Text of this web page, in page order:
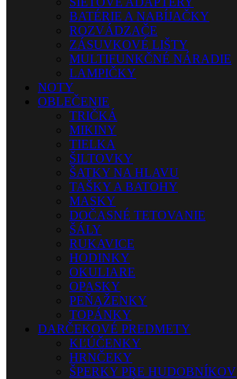
BATÉRIE A NABÍJAČKY
ROZVÁDZAČE
ZÁSUVKOVÉ LIŠTY
MULTIFUNKČNÉ NÁRADIE
LAMPIČKY
NOTY
OBLEČENIE
TRIČKÁ
MIKINY
TIELKA
ŠILTOVKY
ŠATKY NA HLAVU
TAŠKY A BATOHY
MASKY
DOČASNÉ TETOVANIE
ŠÁLY
RUKAVICE
HODINKY
OKULIARE
OPASKY
PEŇAŽENKY
TOPÁNKY
DARČEKOVÉ PREDMETY
KĽÚČENKY
HRNČEKY
ŠPERKY PRE HUDOBNÍKOV